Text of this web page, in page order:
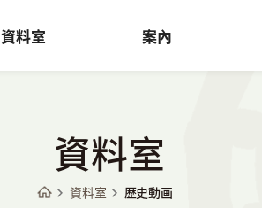
資料室 案內
資料室
資料室 歴史動画